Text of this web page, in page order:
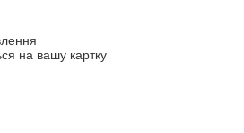
на вашу картку